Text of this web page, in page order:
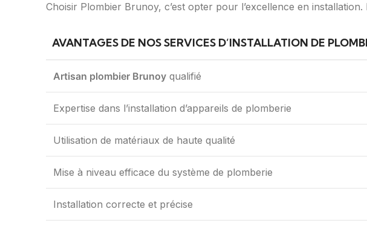
Choisir Plombier Brunoy, c’est opter pour l’excellence en
AVANTAGES DE NOS SERVICES D’INSTALLATION DE
Artisan plombier Brunoy qualifié
Expertise dans l’installation d’appareils de plomberie
Utilisation de matériaux de haute qualité
Mise à niveau efficace du système de plomberie
Installation correcte et précise